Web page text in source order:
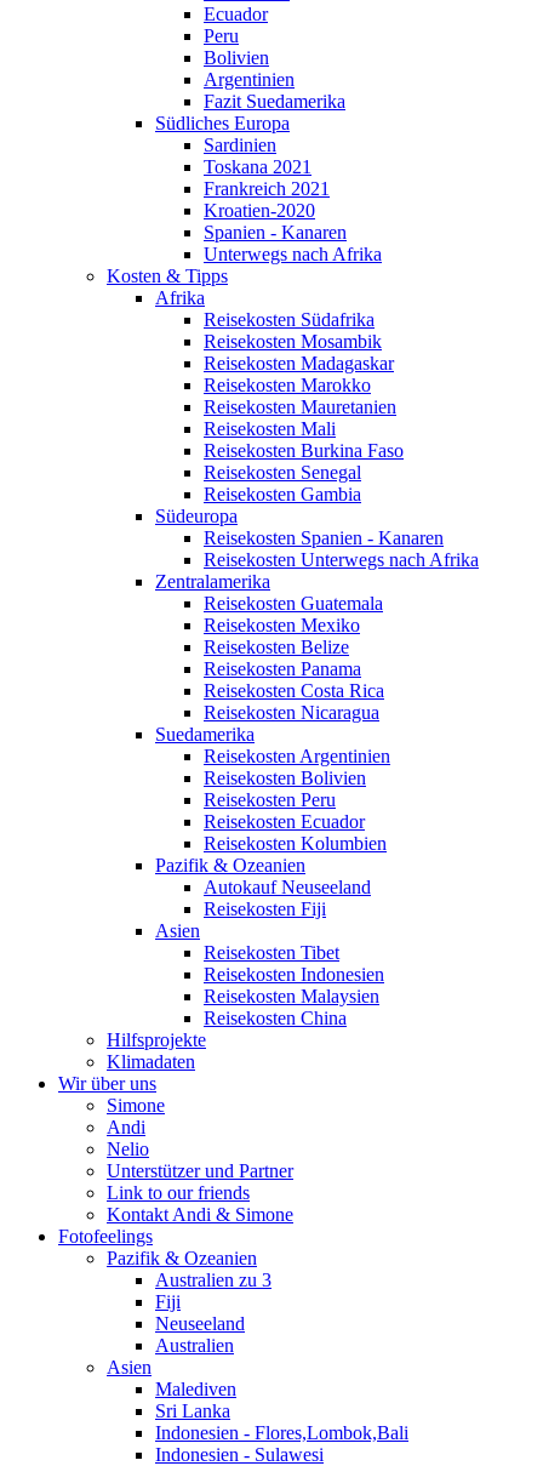
Ecuador
Peru
Bolivien
Argentinien
Fazit Suedamerika
Südliches Europa
Sardinien
Toskana 2021
Frankreich 2021
Kroatien-2020
Spanien - Kanaren
Unterwegs nach Afrika
Kosten & Tipps
Afrika
Reisekosten Südafrika
Reisekosten Mosambik
Reisekosten Madagaskar
Reisekosten Marokko
Reisekosten Mauretanien
Reisekosten Mali
Reisekosten Burkina Faso
Reisekosten Senegal
Reisekosten Gambia
Südeuropa
Reisekosten Spanien - Kanaren
Reisekosten Unterwegs nach Afrika
Zentralamerika
Reisekosten Guatemala
Reisekosten Mexiko
Reisekosten Belize
Reisekosten Panama
Reisekosten Costa Rica
Reisekosten Nicaragua
Suedamerika
Reisekosten Argentinien
Reisekosten Bolivien
Reisekosten Peru
Reisekosten Ecuador
Reisekosten Kolumbien
Pazifik & Ozeanien
Autokauf Neuseeland
Reisekosten Fiji
Asien
Reisekosten Tibet
Reisekosten Indonesien
Reisekosten Malaysien
Reisekosten China
Hilfsprojekte
Klimadaten
Wir über uns
Simone
Andi
Nelio
Unterstützer und Partner
Link to our friends
Kontakt Andi & Simone
Fotofeelings
Pazifik & Ozeanien
Australien zu 3
Fiji
Neuseeland
Australien
Asien
Malediven
Sri Lanka
Indonesien - Flores,Lombok,Bali
Indonesien - Sulawesi